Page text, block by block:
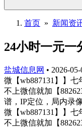
首页 » 新闻资
24小时一元一
盐城信息网 • 2026-05-
微【wb887131】】
不上微信就加【
谱，IP定位，局内录
微【wb887131】】
不上微信就加【